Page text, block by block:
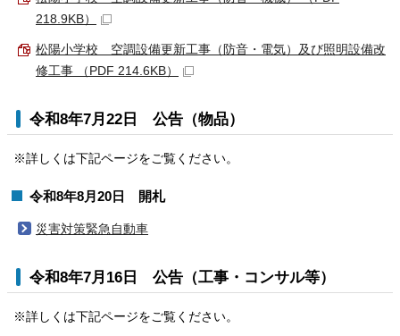
218.9KB）
松陽小学校 空調設備更新工事（防音・電気）及び照明設備改
修工事 （PDF 214.6KB）
令和8年7月22日 公告（物品）
※詳しくは下記ページをご覧ください。
令和8年8月20日 開札
災害対策緊急自動車
令和8年7月16日 公告（工事・コンサル等）
※詳しくは下記ページをご覧ください。